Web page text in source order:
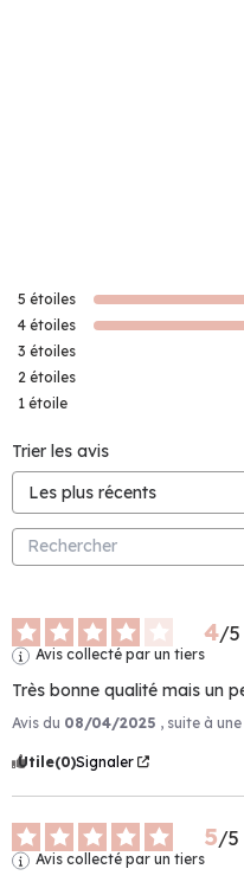
5 étoiles
4 étoiles
3 étoiles
2 étoiles
1 étoile
Trier les avis
4/5
Avis collecté par un tiers
Très bonne qualité mais un
Avis du 08/04/2025 , suite à
Utile(0)Signaler
5/5
Avis collecté par un tiers